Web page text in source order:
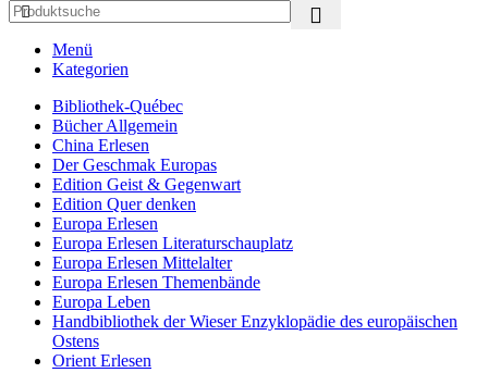
Menü
Kategorien
Bibliothek-Québec
Bücher Allgemein
China Erlesen
Der Geschmak Europas
Edition Geist & Gegenwart
Edition Quer denken
Europa Erlesen
Europa Erlesen Literaturschauplatz
Europa Erlesen Mittelalter
Europa Erlesen Themenbände
Europa Leben
Handbibliothek der Wieser Enzyklopädie des europäischen
Ostens
Orient Erlesen